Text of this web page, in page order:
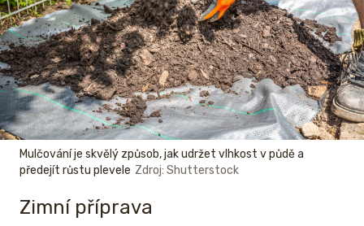
Mulčování je skvělý způsob, jak udržet vlhkost v půdě a
předejít růstu plevele Zdroj: Shutterstock
Zimní příprava